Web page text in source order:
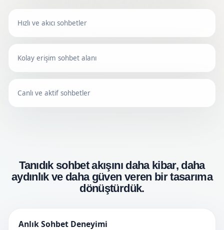
Hızlı ve akıcı sohbetler
Kolay erişim sohbet alanı
Canlı ve aktif sohbetler
Tanıdık sohbet akışını daha kibar, daha
aydınlık ve daha güven veren bir tasarıma
dönüştürdük.
Anlık Sohbet Deneyimi